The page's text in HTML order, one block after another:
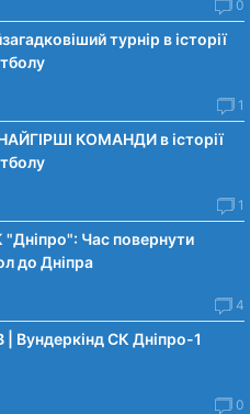
0
турнір в історії
1
КОМАНДИ в історії
1
Час повернути
до Дніпра
4
СК Дніпро-1
0